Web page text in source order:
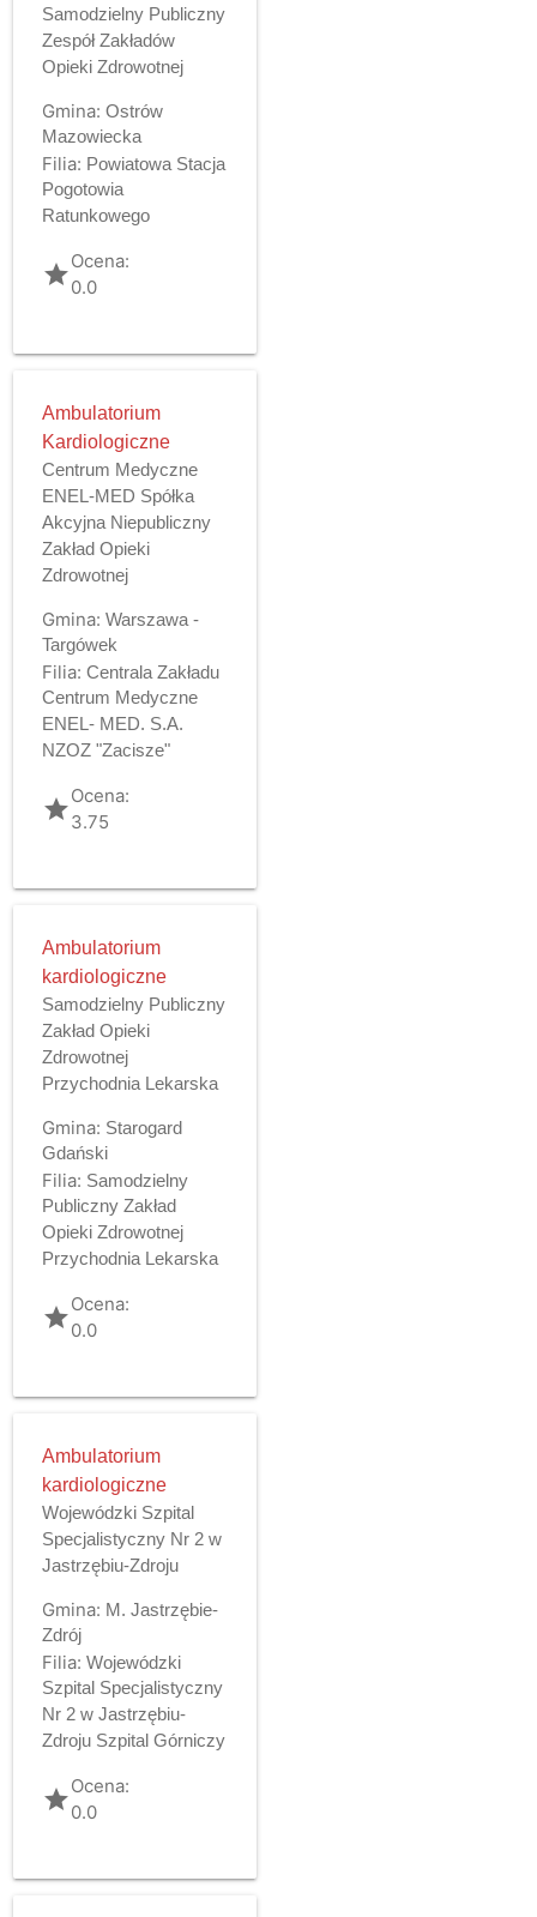
Samodzielny Publiczny
Zespół Zakładów
Opieki Zdrowotnej
Gmina: Ostrów
Mazowiecka
Filia: Powiatowa Stacja
Pogotowia
Ratunkowego
gradeOcena:
0.0
Ambulatorium
Kardiologiczne
Centrum Medyczne
ENEL-MED Spółka
Akcyjna Niepubliczny
Zakład Opieki
Zdrowotnej
Gmina: Warszawa -
Targówek
Filia: Centrala Zakładu
Centrum Medyczne
ENEL- MED. S.A.
NZOZ "Zacisze"
gradeOcena:
3.75
Ambulatorium
kardiologiczne
Samodzielny Publiczny
Zakład Opieki
Zdrowotnej
Przychodnia Lekarska
Gmina: Starogard
Gdański
Filia: Samodzielny
Publiczny Zakład
Opieki Zdrowotnej
Przychodnia Lekarska
gradeOcena:
0.0
Ambulatorium
kardiologiczne
Wojewódzki Szpital
Specjalistyczny Nr 2 w
Jastrzębiu-Zdroju
Gmina: M. Jastrzębie-
Zdrój
Filia: Wojewódzki
Szpital Specjalistyczny
Nr 2 w Jastrzębiu-
Zdroju Szpital Górniczy
gradeOcena:
0.0